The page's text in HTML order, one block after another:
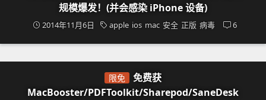
规模爆发！(并会感染 iPhone 设备)
2014年11月6日 apple ios mac 安全 正版 病毒 6
限免
免费获
MacBooster/PDFToolkit/Sharepod/SaneDesk